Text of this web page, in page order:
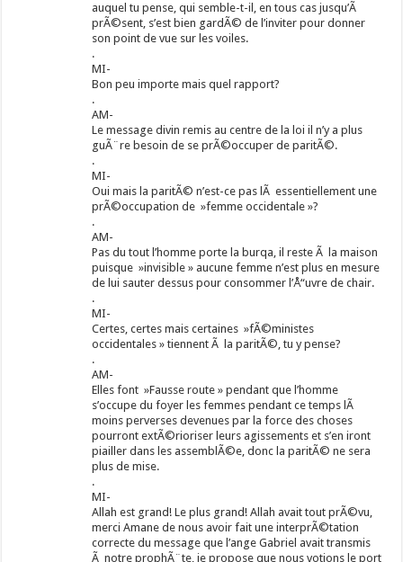
auquel tu pense, qui semble-t-il, en tous cas jusqu’Ã
prÃ©sent, s’est bien gardÃ© de l’inviter pour donner
son point de vue sur les voiles.
.
MI-
Bon peu importe mais quel rapport?
.
AM-
Le message divin remis au centre de la loi il n’y a plus
guÃ¨re besoin de se prÃ©occuper de paritÃ©.
.
MI-
Oui mais la paritÃ© n’est-ce pas lÃ essentiellement une
prÃ©occupation de »femme occidentale »?
.
AM-
Pas du tout l’homme porte la burqa, il reste Ã la maison
puisque »invisible » aucune femme n’est plus en mesure
de lui sauter dessus pour consommer l’Å“uvre de chair.
.
MI-
Certes, certes mais certaines »fÃ©ministes
occidentales » tiennent Ã la paritÃ©, tu y pense?
.
AM-
Elles font »Fausse route » pendant que l’homme
s’occupe du foyer les femmes pendant ce temps lÃ
moins perverses devenues par la force des choses
pourront extÃ©rioriser leurs agissements et s’en iront
piailler dans les assemblÃ©e, donc la paritÃ© ne sera
plus de mise.
.
MI-
Allah est grand! Le plus grand! Allah avait tout prÃ©vu,
merci Amane de nous avoir fait une interprÃ©tation
correcte du message que l’ange Gabriel avait transmis
Ã notre prophÃ¨te, je propose que nous votions le port